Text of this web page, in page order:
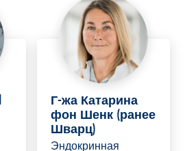
Г-жа Катарина
фон Шенк (ранее
Шварц)
Эндокринная